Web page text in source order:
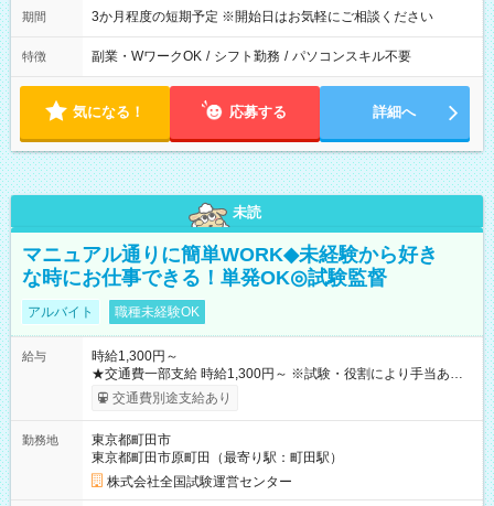
期間 3か月程度の短期予定 ※開始日はお気軽にご相談ください
特徴 副業・WワークOK / シフト勤務 / パソコンスキル不要
気になる！ 応募する 詳細へ
未読
マニュアル通りに簡単WORK◆未経験から好き
な時にお仕事できる！単発OK◎試験監督
アルバイト 職種未経験OK
給与
時給1,300円～
★交通費一部支給 時給1,300円～ ※試験・役割により手当あり
※勤務回数により昇給あり 【即給（前払い）オプションあ
り！】 希望される場合、勤務から1週間ほどで給与の一部を受け
例】 ・河合塾模擬試験 8:30～17:30（休憩1時間） 時給1,300円
×8時間＝日収10,400円＋交通費 ※当日の役割により時給＋100
円の場合あり ・国家試験 7:00～13:30（休憩なし） 時給1,300
円（役割手当＋100円）×6時間＝日収8,400円＋交通費 【試用期
交通費別途支給あり
勤務地
東京都町田市
東京都町田市原町田（最寄り駅：町田駅）
株式会社全国試験運営センター